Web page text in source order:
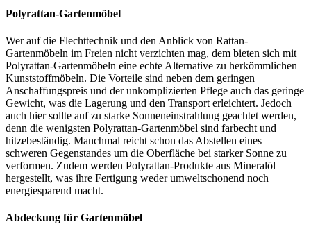
Polyrattan-Gartenmöbel
Wer auf die Flechttechnik und den Anblick von Rattan-
Gartenmöbeln im Freien nicht verzichten mag, dem bieten sich mit
Polyrattan-Gartenmöbeln eine echte Alternative zu herkömmlichen
Kunststoffmöbeln. Die Vorteile sind neben dem geringen
Anschaffungspreis und der unkomplizierten Pflege auch das geringe
Gewicht, was die Lagerung und den Transport erleichtert. Jedoch
auch hier sollte auf zu starke Sonneneinstrahlung geachtet werden,
denn die wenigsten Polyrattan-Gartenmöbel sind farbecht und
hitzebeständig. Manchmal reicht schon das Abstellen eines
schweren Gegenstandes um die Oberfläche bei starker Sonne zu
verformen. Zudem werden Polyrattan-Produkte aus Mineralöl
hergestellt, was ihre Fertigung weder umweltschonend noch
energiesparend macht.
Abdeckung für Gartenmöbel